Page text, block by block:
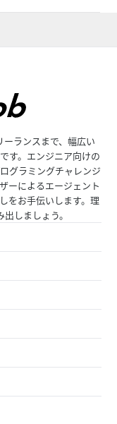
ランスまで、幅広い
す。エンジニア向けの
グラミングチャレンジ
ーによるエージェント
をお手伝いします。理
しましょう。